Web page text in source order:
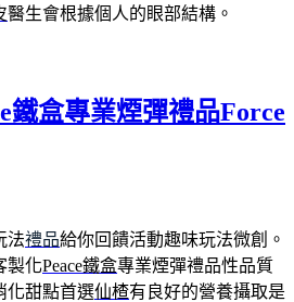
醫生會根據個人的眼部結構。
鐵盒專業煙彈禮品Force
法禮品給你回饋活動趣味玩法微創。
製化Peace鐵盒專業煙彈禮品性品質
化甜點首選仙楂有良好的營養攝取是